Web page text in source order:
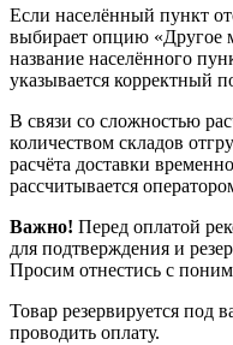
Если населённый пункт
выбирает опцию «Другое
название населённого
указывается корректный
В связи со сложностью
количеством складов
расчёта доставки
рассчитывается
Важно! Перед оплатой
для подтверждения и
Просим отнестись с
Товар резервируется под
проводить оплату.